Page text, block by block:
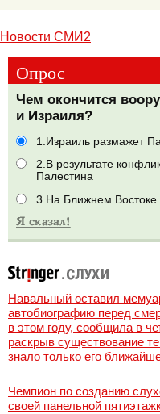
Новости СМИ2
Опрос
Чем окончится
и Израиля?
1.Израиль размажет
2.В результате
Палестина
3.На Ближнем Востоке
Навальный оставил
автобиографию перед
в этом году, сообщила в
раскрыв существование
знало только его
Чемпион по созданию
своей панельной